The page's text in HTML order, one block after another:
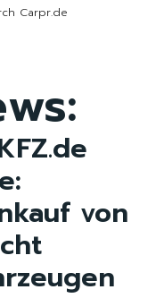
Carpr.de
von